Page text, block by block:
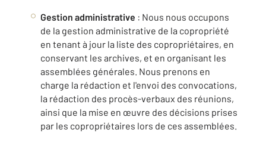
Gestion administrative : Nous nous occupons
de la gestion administrative de la copropriété
en tenant à jour la liste des copropriétaires, en
conservant les archives, et en organisant les
assemblées générales. Nous prenons en
charge la rédaction et l'envoi des convocations,
la rédaction des procès-verbaux des réunions,
ainsi que la mise en œuvre des décisions prises
par les copropriétaires lors de ces assemblées.